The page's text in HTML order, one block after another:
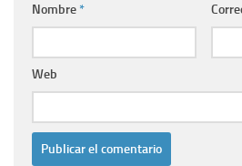
Nombre*
Web